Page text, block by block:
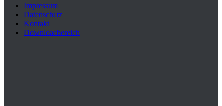
Impressum
Datenschutz
Kontakt
Downloadbereich